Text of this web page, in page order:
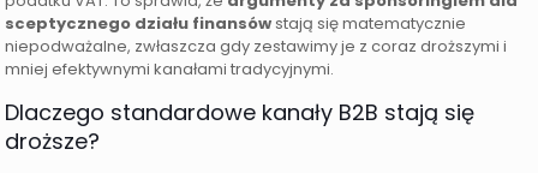
sceptycznego działu finansówstają się matematycznie
niepodważalne, zwłaszcza gdy zestawimy je z coraz droższymi i
mniej efektywnymi kanałami tradycyjnymi.
Dlaczego standardowe kanały B2B stają się
droższe?